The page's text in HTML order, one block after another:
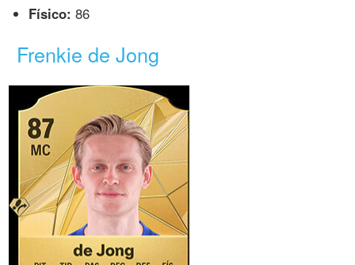
Físico: 86
Frenkie de Jong